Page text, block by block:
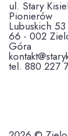
ul. Stary
Pionierów
Lubuskich 53
66 - 002
Góra
tel. 880 227